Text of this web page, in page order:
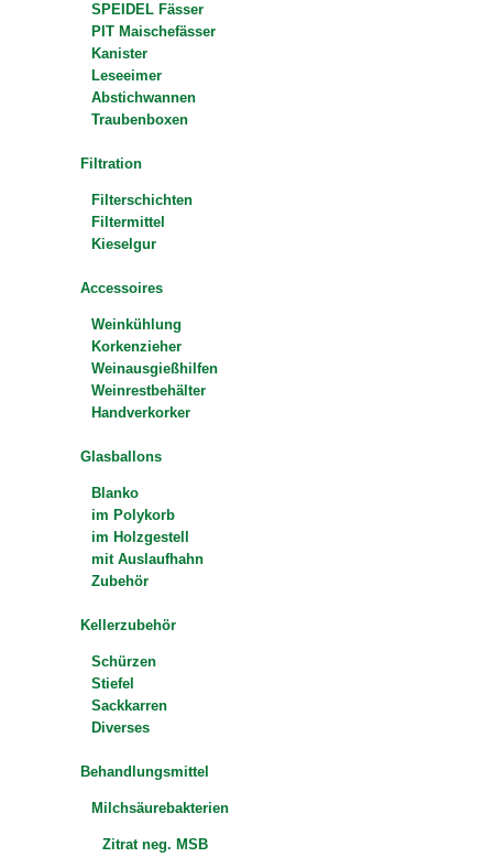
SPEIDEL Fässer
PIT Maischefässer
Kanister
Leseeimer
Abstichwannen
Traubenboxen
Filtration
Filterschichten
Filtermittel
Kieselgur
Accessoires
Weinkühlung
Korkenzieher
Weinausgießhilfen
Weinrestbehälter
Handverkorker
Glasballons
Blanko
im Polykorb
im Holzgestell
mit Auslaufhahn
Zubehör
Kellerzubehör
Schürzen
Stiefel
Sackkarren
Diverses
Behandlungsmittel
Milchsäurebakterien
Zitrat neg. MSB